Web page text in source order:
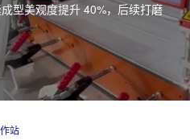
型美观度提升 40%，后续打磨
站